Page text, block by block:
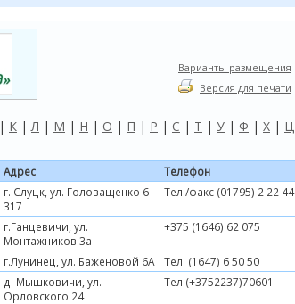
Варианты размещения
Версия для печати
| К |Л | М | Н | О | П | Р | С | Т | У | Ф | Х | Ц
Адрес
Телефон
г. Слуцк, ул. Головащенко 6-
317
Тел./факс (01795) 2 22 44
г.Ганцевичи, ул.
Монтажников 3а
+375 (1646) 62 075
г.Лунинец, ул. Баженовой 6А
Тел. (1647) 6 50 50
д. Мышковичи, ул.
Орловского 24
Тел.(+3752237)70601